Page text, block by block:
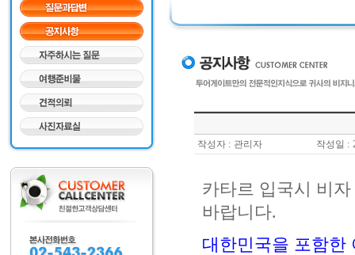
작성자 : 관리자 작성일 :
카타르 입국시 비
바랍니다.
대한민국을 포함한